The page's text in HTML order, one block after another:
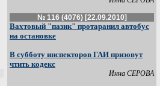
№ 116 (4076) [22.09.2010]
Вахтовый "пазик" протаранил автобус
на остановке
В субботу инспекторов ГАИ призовут
чтить кодекс
Инна СЕРОВА